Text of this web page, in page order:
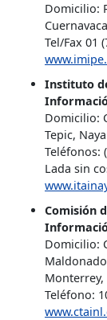
Domicilio:
Tel/Fax 01
Instituto
Domicilio:
Tepic,
Teléfonos:
Lada sin
Comisión
Domicilio:
Monterrey,
Teléfono: